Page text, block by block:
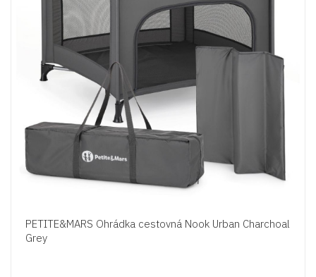
PETITE&MARS Ohrádka cestovná Nook Urban Charchoal
Grey